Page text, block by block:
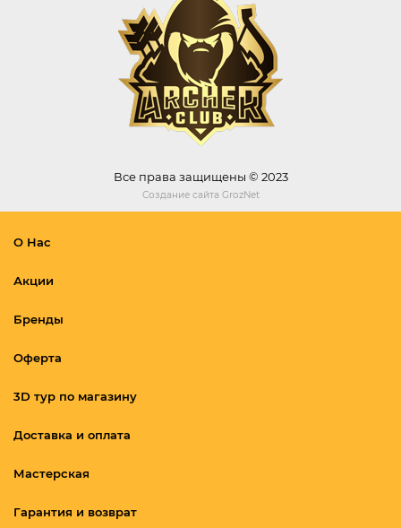
Все права защищены © 2023
Создание сайта GrozNet
О Нас
Акции
Бренды
Оферта
3D тур по магазину
Доставка и оплата
Мастерская
Гарантия и возврат